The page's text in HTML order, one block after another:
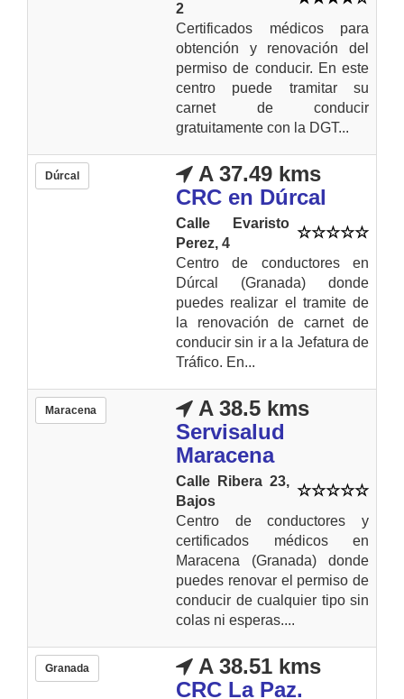
2
Certificados médicos para
obtención y renovación del
permiso de conducir. En este
centro puede tramitar su
carnet de conducir
gratuitamente con la DGT...
Dúrcal
A 37.49 kms
CRC en Dúrcal
Calle Evaristo
Perez, 4
Centro de conductores en
Dúrcal (Granada) donde
puedes realizar el tramite de
la renovación de carnet de
conducir sin ir a la Jefatura de
Tráfico. En...
Maracena
A 38.5 kms
Servisalud
Maracena
Calle Ribera 23,
Bajos
Centro de conductores y
certificados médicos en
Maracena (Granada) donde
puedes renovar el permiso de
conducir de cualquier tipo sin
colas ni esperas....
Granada
A 38.51 kms
CRC La Paz.